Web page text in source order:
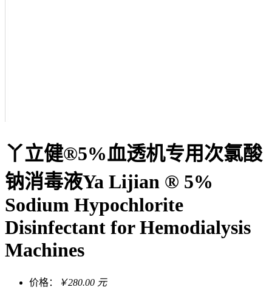
丫立健®5%血透机专用次氯酸
钠消毒液Ya Lijian ® 5%
Sodium Hypochlorite
Disinfectant for Hemodialysis
Machines
价格： ￥280.00 元